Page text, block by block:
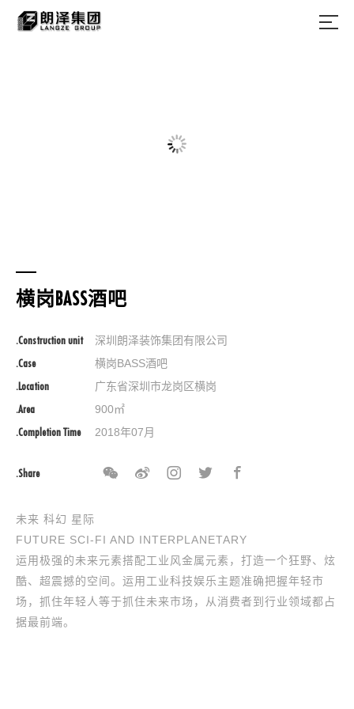
横岗BASS酒吧
.Construction unit 深圳朗泽装饰集团有限公司
.Case 横岗BASS酒吧
.Location 广东省深圳市龙岗区横岗
.Area 900㎡
.Completion Time 2018年07月
.Share
未来 科幻 星际
FUTURE SCI-FI AND INTERPLANETARY
运用极强的未来元素搭配工业风金属元素，打造一个狂野、炫
酷、超震撼的空间。运用工业科技娱乐主题准确把握年轻市
场，抓住年轻人等于抓住未来市场，从消费者到行业领域都占
据最前端。